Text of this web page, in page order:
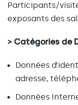
Participants/
exposants des
> Catégories de
Données
adresse,
Données